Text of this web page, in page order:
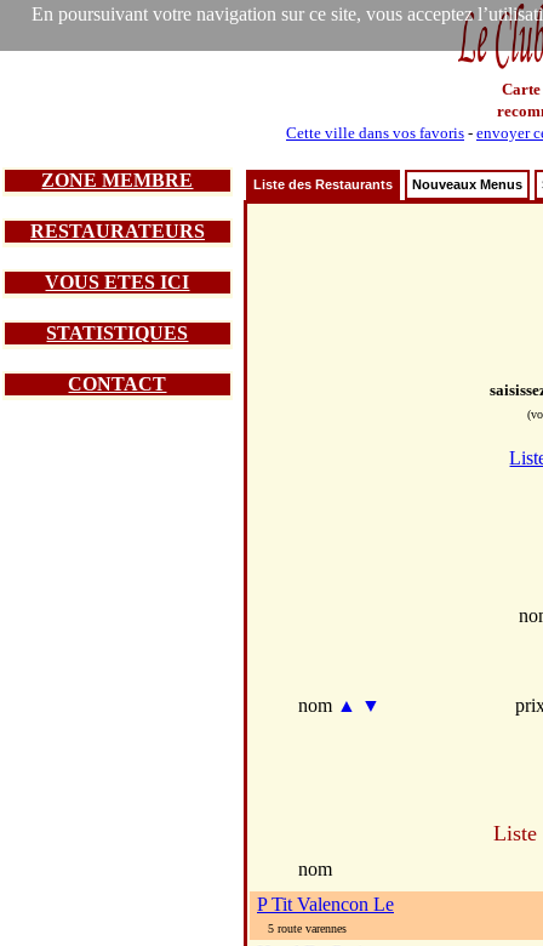
En poursuivant votre navigation sur ce site, vous acceptez
Carte
Cette ville dans vos favoris - envoyer
ZONE MEMBRE
RESTAURATEURS
VOUS ETES ICI
STATISTIQUES
CONTACT
Liste des Restaurants Nouveaux Menus
nom ▲ ▼
Liste
nom
P Tit Valencon Le
5 route varennes